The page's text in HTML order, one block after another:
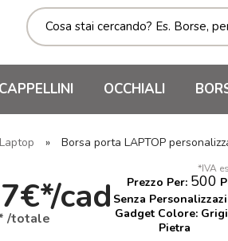
CAPPELLINI OCCHIALI
» Borsa porta LAPTOP
*IVA
cad
/totale
Prezzo Per: 500
Senza
Gadget Colore:
Pietra